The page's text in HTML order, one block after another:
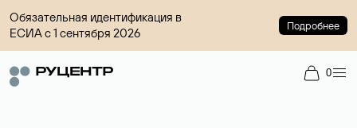
Обязательная идентификация в
ЕСИА с 1 сентября 2026
Подробнее
0